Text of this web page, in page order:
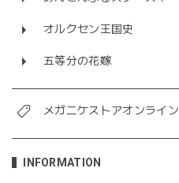
オルクセン王国史
五等分の花嫁
メガニケストアオンライン
INFORMATION